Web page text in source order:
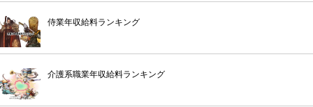
侍業年収給料ランキング
介護系職業年収給料ランキング